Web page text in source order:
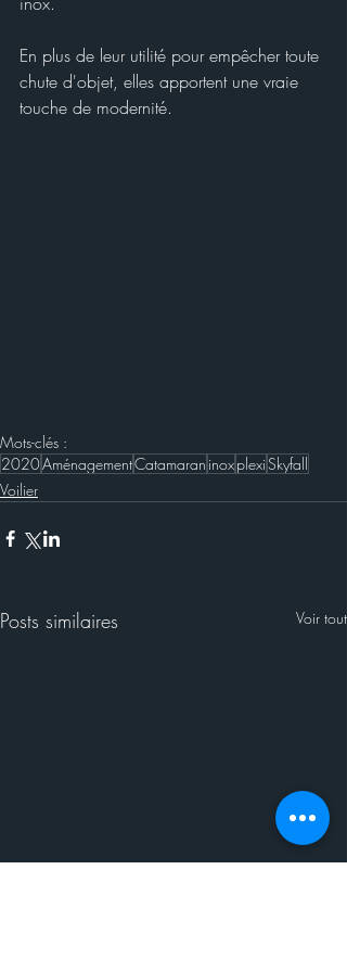
En plus de leur utilité pour empêcher toute
chute d'objet, elles apportent une vraie
touche de modernité.
Mots-clés :
2020AménagementCatamaran inoxplexiSkyfall
Voilier
Posts similaires Voir tout